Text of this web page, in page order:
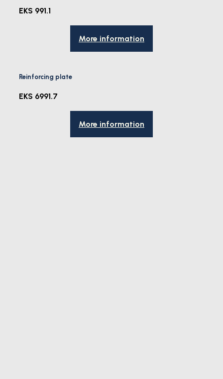
EKS 991.1
More information
Reinforcing plate
EKS 6991.7
More information